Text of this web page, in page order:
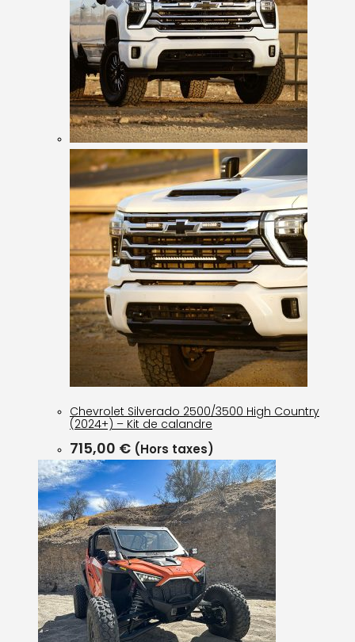
Chevrolet Silverado 2500/3500 High Country
(2024+) – Kit de calandre
715,00 € (Hors taxes)